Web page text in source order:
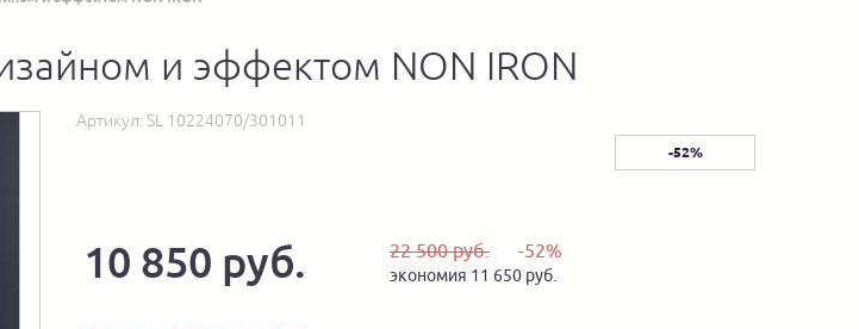
и эффектом NON IRON
Артикул: SL 10224070/301011
-52%
10 850 руб. 22 500 руб. -52%
экономия 11 650 руб.